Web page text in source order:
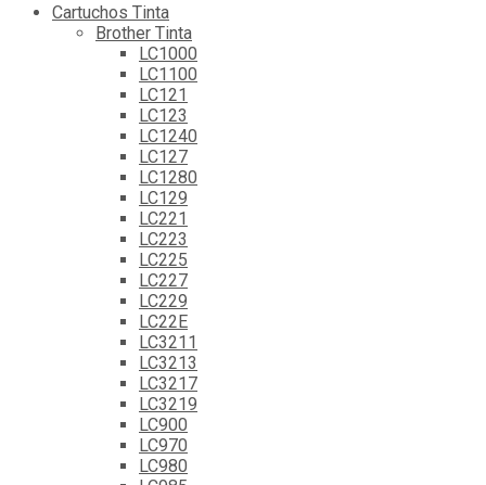
Cartuchos Tinta
Brother Tinta
LC1000
LC1100
LC121
LC123
LC1240
LC127
LC1280
LC129
LC221
LC223
LC225
LC227
LC229
LC22E
LC3211
LC3213
LC3217
LC3219
LC900
LC970
LC980